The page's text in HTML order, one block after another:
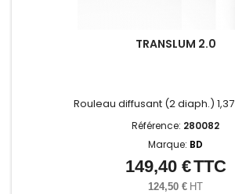
TRANSLUM 2.0
Rouleau diffusant (2 diaph.)
Référence: 280082
Marque: BD
Prix
149,40 €TTC
124,50 € HT